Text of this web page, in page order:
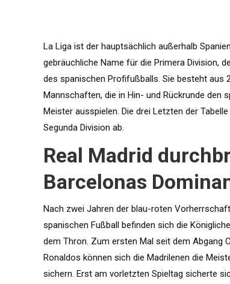
La Liga ist der hauptsächlich außerhalb
gebräuchliche Name für die Primera Division,
des spanischen Profifußballs. Sie besteht aus
Mannschaften, die in Hin- und Rückrunde den
Meister ausspielen. Die drei Letzten der
Segunda Division ab.
Real Madrid
Barcelonas
Nach zwei Jahren der blau-roten
spanischen Fußball befinden sich die
dem Thron. Zum ersten Mal seit dem Abgang
Ronaldos können sich die Madrilenen die
sichern. Erst am vorletzten Spieltag sicherte